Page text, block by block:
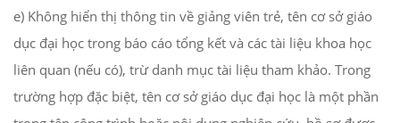
e) Không hiển thị thông tin về giảng viên trẻ, tên cơ sở giáo
dục đại học trong báo cáo tổng kết và các tài liệu khoa học
liên quan (nếu có), trừ danh mục tài liệu tham khảo. Trong
trường hợp đặc biệt, tên cơ sở giáo dục đại học là một phần